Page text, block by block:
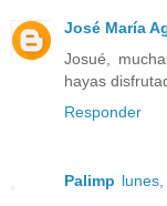
José María
Josué,
hayas
Responder
Palimp